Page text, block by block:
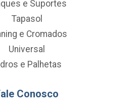
e Suportes
Tapasol
e Cromados
Universal
e Palhetas
Conosco